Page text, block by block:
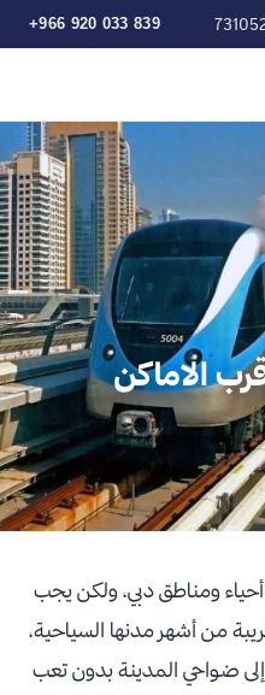
+966 920 033 839
الاماكن
ومناطق دبي، ولكن يجب
من أشهر مدنها السياحية،
ضواحي المدينة بدون تعب